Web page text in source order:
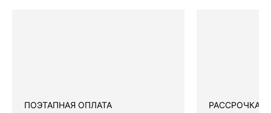
ПОЭТАПНАЯ ОПЛАТА РАССРОЧКА